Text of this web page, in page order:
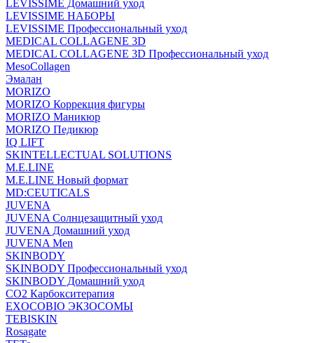
LEVISSIME Домашний уход
LEVISSIME НАБОРЫ
LEVISSIME Профессиональный уход
MEDICAL COLLAGENE 3D
MEDICAL COLLAGENE 3D Профессиональный уход
MesoCollagen
Эмалан
MORIZO
MORIZO Коррекция фигуры
MORIZO Маникюр
MORIZO Педикюр
IQ LIFT
SKINTELLECTUAL SOLUTIONS
M.E.LINE
M.E.LINE Новый формат
MD:CEUTICALS
JUVENA
JUVENA Солнцезащитный уход
JUVENA Домашний уход
JUVENA Men
SKINBODY
SKINBODY Профессиональный уход
SKINBODY Домашний уход
CO2 Карбокситерапия
EXOCOBIO ЭКЗОСОМЫ
TEBISKIN
Rosagate